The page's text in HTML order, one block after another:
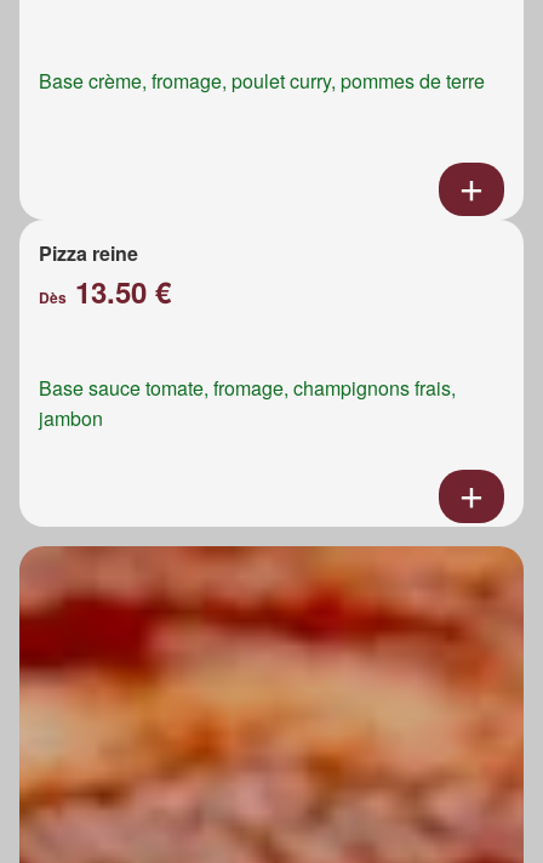
Base crème, fromage, poulet curry, pommes de terre
Pizza reine
Dès 13.50 €
Base sauce tomate, fromage, champignons frais,
jambon